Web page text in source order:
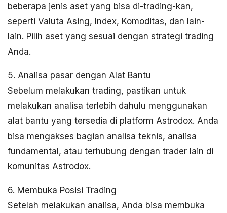
beberapa jenis aset yang bisa di-trading-kan,
seperti Valuta Asing, Index, Komoditas, dan lain-
lain. Pilih aset yang sesuai dengan strategi trading
Anda.
5. Analisa pasar dengan Alat Bantu
Sebelum melakukan trading, pastikan untuk
melakukan analisa terlebih dahulu menggunakan
alat bantu yang tersedia di platform Astrodox. Anda
bisa mengakses bagian analisa teknis, analisa
fundamental, atau terhubung dengan trader lain di
komunitas Astrodox.
6. Membuka Posisi Trading
Setelah melakukan analisa, Anda bisa membuka